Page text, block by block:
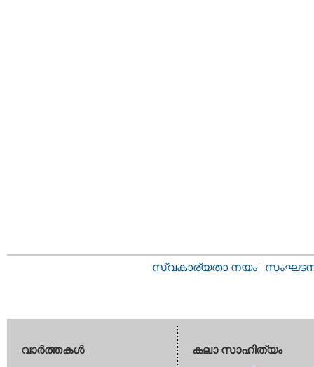
സ്വകാര്യതാ നയം |
വാര്‍ത്തകള്‍
കലാ സാഹിത്യം